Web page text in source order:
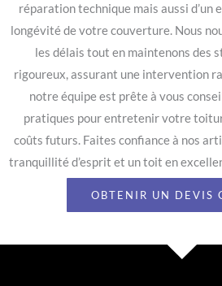
réparation technique mais aussi d’un
longévité de votre couverture. Nous
les délais tout en maintenons des
rigoureux, assurant une intervention
notre équipe est prête à vous
pratiques pour entretenir votre
coûts futurs. Faites confiance à nos
tranquillité d’esprit et un toit en
OBTENIR UN DEVIS